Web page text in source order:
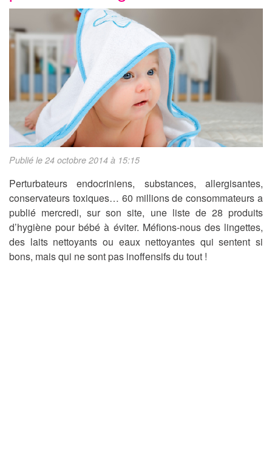
Publié le 24 octobre 2014 à 15:15
Perturbateurs endocriniens, substances, allergisantes,
conservateurs toxiques… 60 millions de consommateurs a
publié mercredi, sur son site, une liste de 28 produits
d’hygiène pour bébé à éviter. Méfions-nous des lingettes,
des laits nettoyants ou eaux nettoyantes qui sentent si
bons, mais qui ne sont pas inoffensifs du tout !